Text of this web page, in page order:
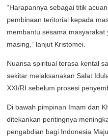
“Harapannya sebagai titik
pembinaan teritorial kepada
membantu sesama
masing,” lanjut Kristomei.
Nuansa spiritual terasa kental
sekitar melaksanakan Salat
XXI/RI sebelum prosesi
Di bawah pimpinan Imam dan
ditekankan pentingnya
pengabdian bagi Indonesia Maju.